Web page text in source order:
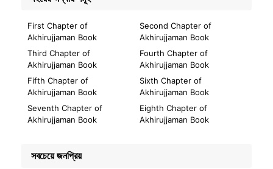
First Chapter of
Akhirujjaman Book
Second Chapter of
Akhirujjaman Book
Third Chapter of
Akhirujjaman Book
Fourth Chapter of
Akhirujjaman Book
Fifth Chapter of
Akhirujjaman Book
Sixth Chapter of
Akhirujjaman Book
Seventh Chapter of
Akhirujjaman Book
Eighth Chapter of
Akhirujjaman Book
সবচেয়ে জনপ্রিয়